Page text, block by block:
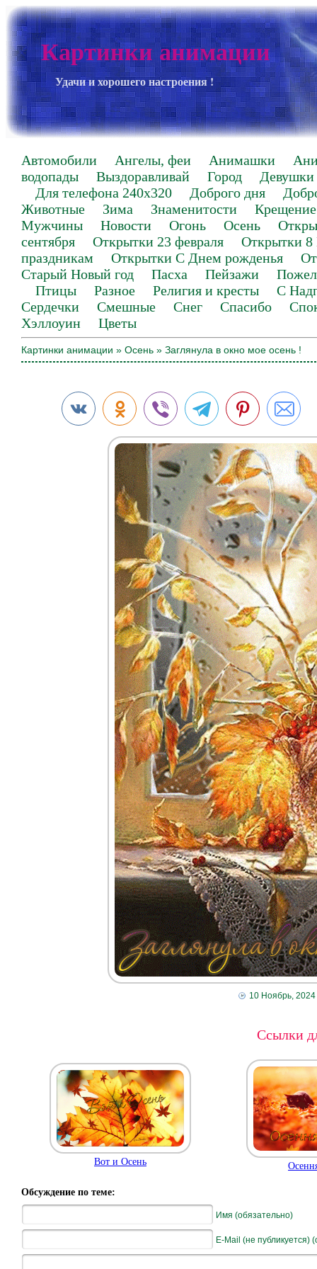
Картинки анимации
Удачи и хорошего настроения !
Автомобили Ангелы, феи Анимашки
водопады
Выздоравливай Город
Девушки
Для телефона 240х320
Доброго дня
Животные
Зима Знаменитости
Крещение
Мужчины
Новости Огонь Осень
сентября
Открытки 23 февраля
Открытки 8
праздникам
Открытки С Днем рожденья
Старый Новый год
Пасха Пейзажи
Птицы
Разное Религия и кресты
С
Сердечки
Смешные Снег Спасибо
Хэллоуин
Цветы
Картинки анимации » Осень » Заглянула в окно мое осень !
10 Ноябрь, 2024
Ссылки
Вот и Осень
Обсуждение по теме:
Имя (обязательно)
E-Mail (не публикуется)